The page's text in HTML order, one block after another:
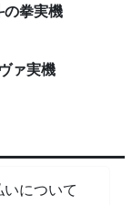
の拳実機
ァ実機
いについて